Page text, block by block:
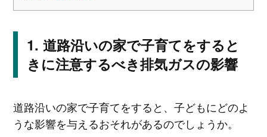
道路沿いの家で子育てをすると
きに注意するべき排気ガスの影響
道路沿いの家で子育てをすると、子どもにどのよ
うな影響を与えるおそれがあるのでしょうか。